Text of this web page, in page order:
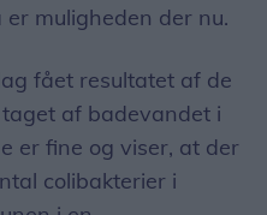
muligheden der nu.
fået resultatet af de
af badevandet i
er fine og viser, at der
colibakterier i